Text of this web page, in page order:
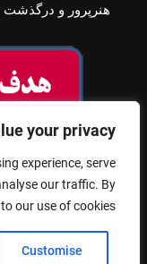
your privacy
experience, serve
our traffic. By
our use of cookies.
Customise
هنرپرور و